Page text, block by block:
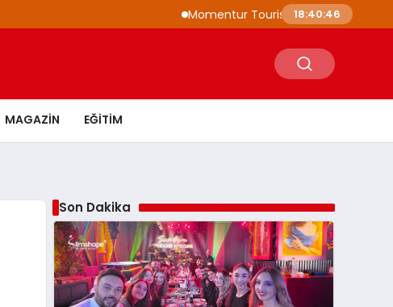
Momentur Tourism & Travel, Dubai
18:40:47
MAGAZIN EĞITIM
Son Dakika